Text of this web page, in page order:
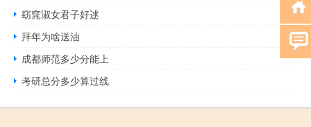
窈窕淑女君子好逑
拜年为啥送油
成都师范多少分能上
考研总分多少算过线